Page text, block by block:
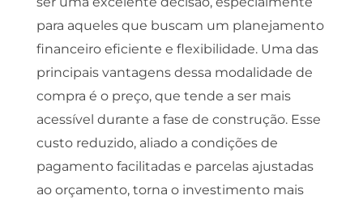
para aqueles que buscam um planejamento
financeiro eficiente e flexibilidade. Uma das
principais vantagens dessa modalidade de
compra é o preço, que tende a ser mais
acessível durante a fase de construção. Esse
custo reduzido, aliado a condições de
pagamento facilitadas e parcelas ajustadas
ao orçamento, torna o investimento mais